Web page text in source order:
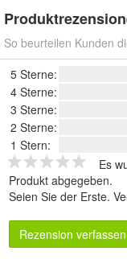
So beurteilen Kunden
5 Sterne:
4 Sterne:
3 Sterne:
2 Sterne:
1 Stern:
Es
Produkt abgegeben.
Seien Sie der Erste.
Rezension verfassen